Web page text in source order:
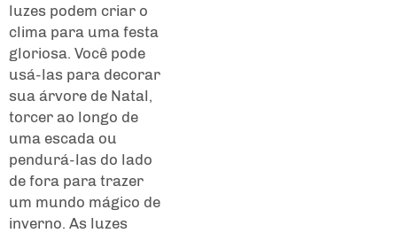
luzes podem criar o
clima para uma festa
gloriosa. Você pode
usá-las para decorar
sua árvore de Natal,
torcer ao longo de
uma escada ou
pendurá-las do lado
de fora para trazer
um mundo mágico de
inverno. As luzes